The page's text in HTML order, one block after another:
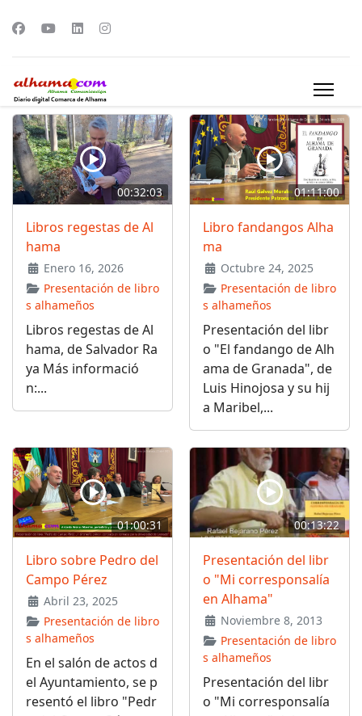
00:32:03
Libros regestas de Al
hama
Enero 16, 2026
Presentación de libro
s alhameños
Libros regestas de Al
hama, de Salvador Ra
ya Más informació
n:...
01:11:00
Libro fandangos Alha
ma
Octubre 24, 2025
Presentación de libro
s alhameños
Presentación del libr
o "El fandango de Alh
ama de Granada", de
Luis Hinojosa y su hij
a Maribel,...
01:00:31
Libro sobre Pedro del
Campo Pérez
Abril 23, 2025
Presentación de libro
s alhameños
En el salón de actos d
el Ayuntamiento, se p
resentó el libro "Pedr
00:13:22
Presentación del libr
o "Mi corresponsalía
en Alhama"
Noviembre 8, 2013
Presentación de libro
s alhameños
Presentación del libr
o "Mi corresponsalía